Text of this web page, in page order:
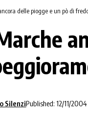
delle piogge e un pò di
SilenziPublished: 12/11/2004